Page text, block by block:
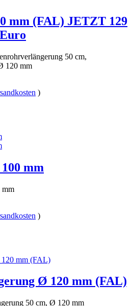
mm (FAL) JETZT 129
50 cm,
120 mm
)
mm
mm
)
Ø 120 mm (FAL)
50 cm, Ø 120 mm